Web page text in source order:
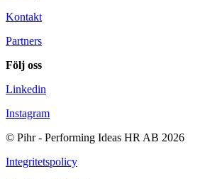
Kontakt
Partners
Följ oss
Linkedin
Instagram
© Pihr - Performing Ideas HR AB 2026
Integritetspolicy